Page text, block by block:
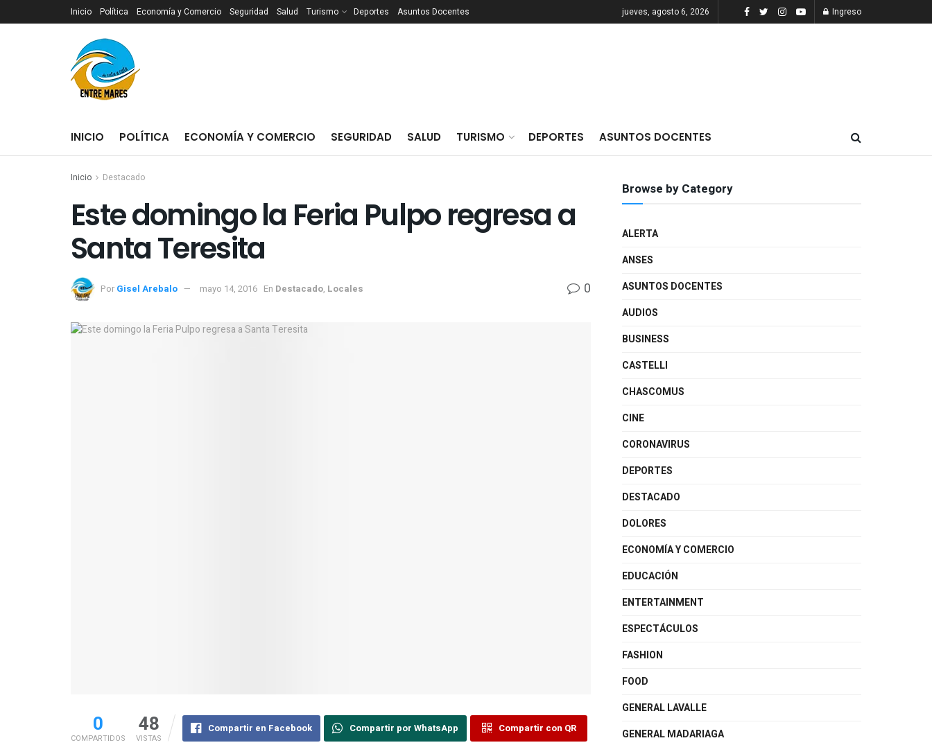
Inicio Política Economía y Comercio Seguridad Salud Turismo Deportes Asuntos Docentes jueves, agosto 6, 2026 Ingreso
INICIO POLÍTICA ECONOMÍA Y COMERCIO SEGURIDAD SALUD TURISMO DEPORTES ASUNTOS DOCENTES
Inicio Destacado
Este domingo la Feria Pulpo regresa a
Santa Teresita
Por Gisel Arebalo mayo 14, 2016 En Destacado, Locales 0
0
COMPARTIDOS
48
VISTAS
Compartir en Facebook Compartir por WhatsApp Compartir con QR
Browse by Category
ALERTA
ANSES
ASUNTOS DOCENTES
AUDIOS
BUSINESS
CASTELLI
CHASCOMUS
CINE
CORONAVIRUS
DEPORTES
DESTACADO
DOLORES
ECONOMÍA Y COMERCIO
EDUCACIÓN
ENTERTAINMENT
ESPECTÁCULOS
FASHION
FOOD
GENERAL LAVALLE
GENERAL MADARIAGA